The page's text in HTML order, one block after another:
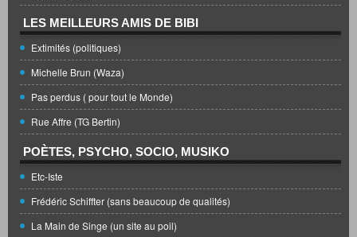
LES MEILLEURS AMIS DE BIBI
Extimités (politiques)
Michelle Brun (Waza)
Pas perdus ( pour tout le Monde)
Rue Affre (TG Bertin)
POÈTES, PSYCHO, SOCIO, MUSIKO
Etc-Iste
Frédéric Schiffter (sans beaucoup de qualités)
La Main de Singe (un site au poil)